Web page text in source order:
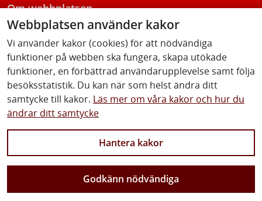
Webbplatsen använder kakor
Vi använder kakor (cookies) för att nödvändiga
funktioner på webben ska fungera, skapa utökade
funktioner, en förbättrad användarupplevelse samt följa
besöksstatistik. Du kan när som helst ändra ditt
samtycke till kakor. Läs mer om våra kakor och hur du
ändrar ditt samtycke
Hantera kakor
Godkänn nödvändiga
Om webbplatsen
Tillgänglighetsredogörelse
Följ oss
Facebook Youtube